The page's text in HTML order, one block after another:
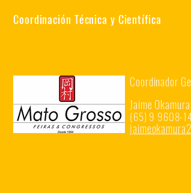
Coordinación Técnica y Científica
Coordinador
Jaime Okamura
(65) 9 9608-1